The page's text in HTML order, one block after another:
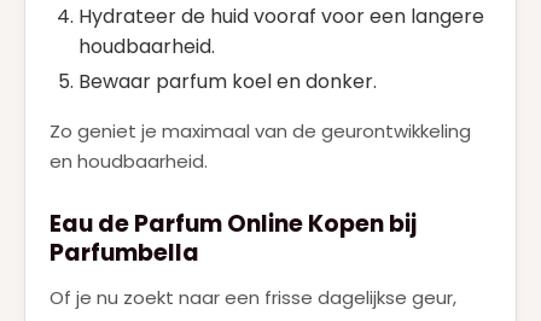
Hydrateer de huid vooraf voor een langere
houdbaarheid.
Bewaar parfum koel en donker.
Zo geniet je maximaal van de geurontwikkeling
en houdbaarheid.
Eau de Parfum Online Kopen bij
Parfumbella
Of je nu zoekt naar een frisse dagelijkse geur,